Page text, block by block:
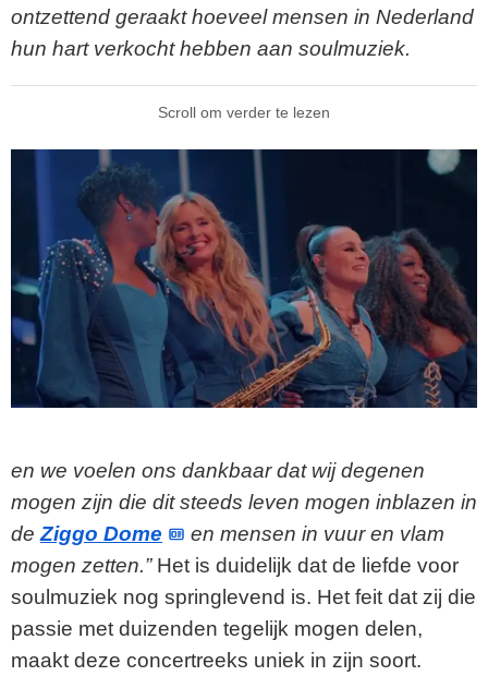
ontzettend geraakt hoeveel mensen in Nederland
hun hart verkocht hebben aan soulmuziek.
Scroll om verder te lezen
en we voelen ons dankbaar dat wij degenen
mogen zijn die dit steeds leven mogen inblazen in
deZiggo Dome
en mensen in vuur en vlam
mogen zetten.”Het is duidelijk dat de liefde voor
soulmuziek nog springlevend is. Het feit dat zij die
passie met duizenden tegelijk mogen delen,
maakt deze concertreeks uniek in zijn soort.